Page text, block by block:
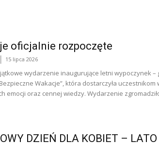
oficjalnie rozpoczęte
15 lipca 2026
wydarzenie inaugurujące letni wypoczynek –
Wakacje”, która dostarczyła uczestnikom
emocji oraz cennej wiedzy. Wydarzenie
DZIEŃ DLA KOBIET –